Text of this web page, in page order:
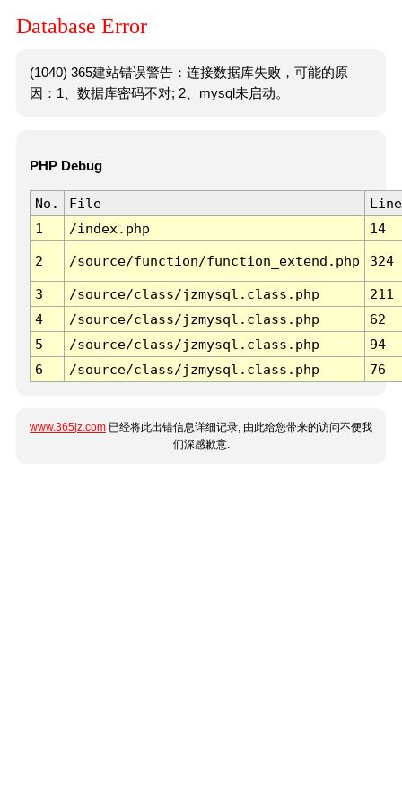
Database Error
(1040) 365建站错误警告：连接数据库失败，可能的原
因：1、数据库密码不对; 2、mysql未启动。
PHP Debug
No. File
Line
1
/index.php 14
2 /source/function/function_extend.php 324
3 /source/class/jzmysql.class.php
211
4
/source/class/jzmysql.class.php
62
5
/source/class/jzmysql.class.php
94
6
/source/class/jzmysql.class.php 76
www.365jz.com 已经将此出错信息详细记录, 由此给您带来的访问不便我
们深感歉意.